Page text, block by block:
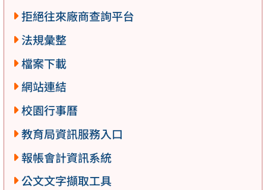
拒絕往來廠商查詢平台
法規彙整
檔案下載
網站連結
校園行事曆
教育局資訊服務入口
報帳會計資訊系統
公文文字擷取工具